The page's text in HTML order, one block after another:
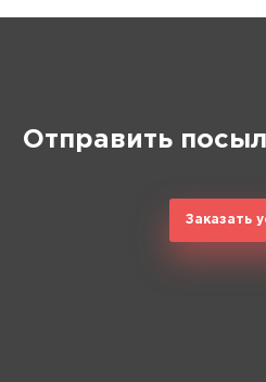
Отправить
Заказать